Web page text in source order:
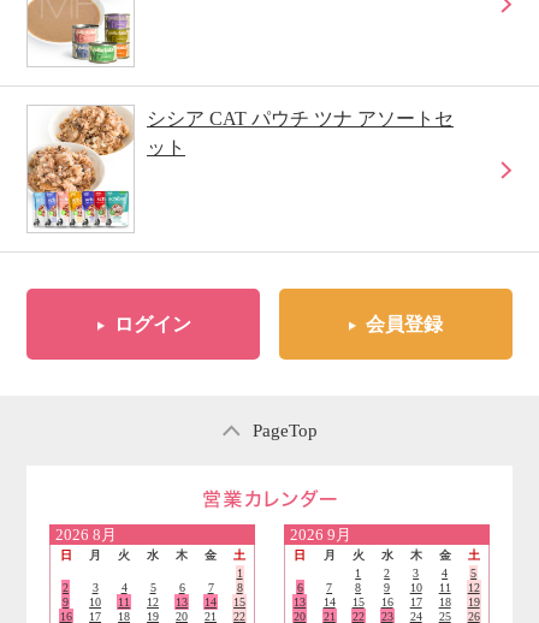
シシア CAT パウチ ツナ アソートセ
ット
ログイン 会員登録
PageTop
2026 8月
日 月 火 水 木 金
土
1
2
3 4 5 6 7
8
9
10 11 12 13 14
15
16
17 18 19 20 21
22
2026 9月
日 月 火 水 木 金
土
1
2 3 4
5
6
7 8 9 10 11
12
13
14 15 16 17 18
19
20
21 22 23 24 25
26